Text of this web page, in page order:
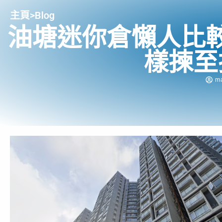
主頁>Blog
油塘迷你倉懶人比
樣揀